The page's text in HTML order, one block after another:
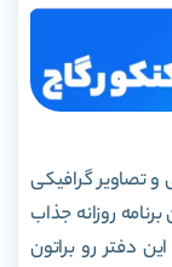
و تصاویر گرافیکی
روزانه جذاب
دفتر رو براتون